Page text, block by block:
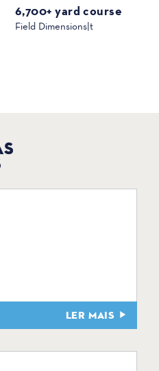
Field Dimensions|t
6,700+ yard course
LER MAIS